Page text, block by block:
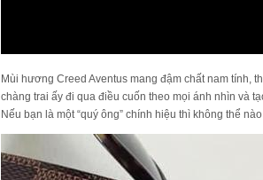
Mùi hương Creed Aventus mang đậm chất nam tính,
chàng trai ấy đi qua điều cuốn theo mọi ánh nhìn và
Nếu bạn là một “quý ông” chính hiệu thì không thể